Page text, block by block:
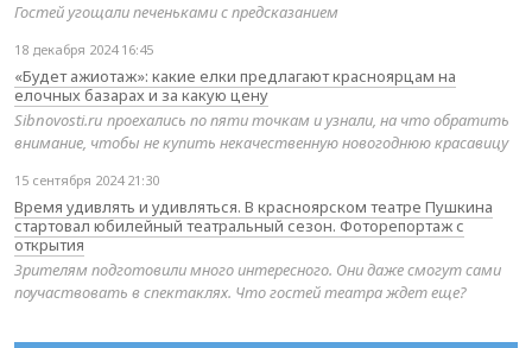
Гостей угощали печеньками с предсказанием
18 декабря 2024 16:45
«Будет ажиотаж»: какие елки предлагают красноярцам на
елочных базарах и за какую цену
Sibnovosti.ru проехались по пяти точкам и узнали, на что обратить
внимание, чтобы не купить некачественную новогоднюю красавицу
15 сентября 2024 21:30
Время удивлять и удивляться. В красноярском театре Пушкина
стартовал юбилейный театральный сезон. Фоторепортаж с
открытия
Зрителям подготовили много интересного. Они даже смогут сами
поучаствовать в спектаклях. Что гостей театра ждет еще?